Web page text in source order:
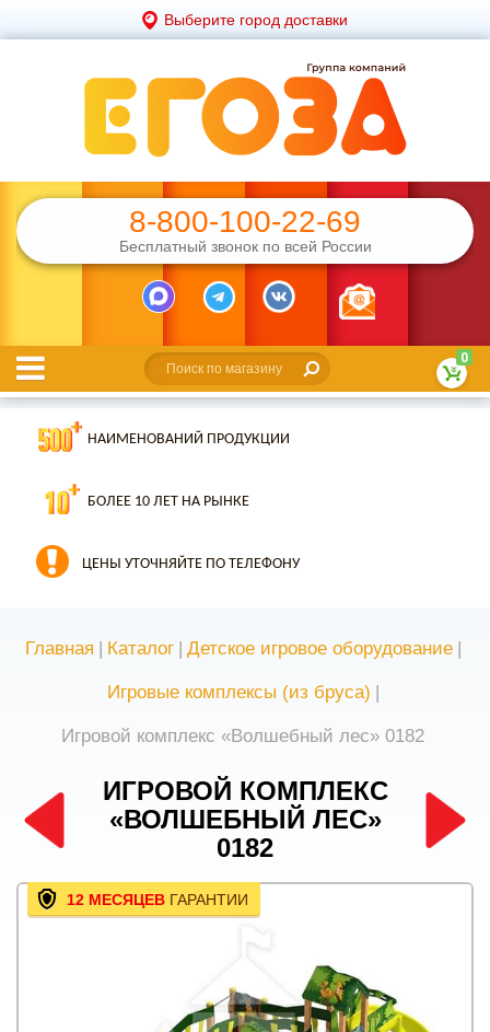
Выберите город доставки
8-800-100-22-69
Бесплатный звонок по всей России
0
НАИМЕНОВАНИЙ ПРОДУКЦИИ
БОЛЕЕ 10 ЛЕТ НА РЫНКЕ
ЦЕНЫ УТОЧНЯЙТЕ ПО ТЕЛЕФОНУ
Главная | Каталог | Детское игровое оборудование |
Игровые комплексы (из бруса) |
Игровой комплекс «Волшебный лес» 0182
ИГРОВОЙ КОМПЛЕКС
«ВОЛШЕБНЫЙ ЛЕС»
0182
12 МЕСЯЦЕВ ГАРАНТИИ